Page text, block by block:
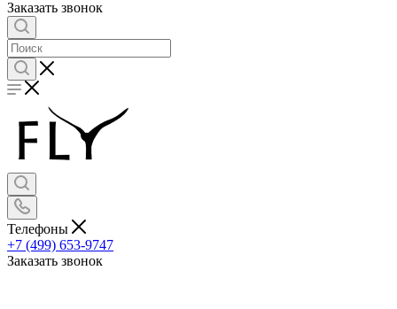
Заказать звонок
Телефоны
+7 (499) 653-9747
Заказать звонок